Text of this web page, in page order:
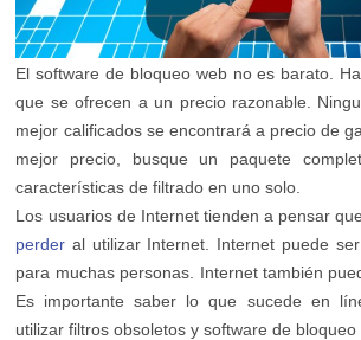
El software de bloqueo web no es barato.
que se ofrecen a un precio razonable.
mejor calificados se encontrará a precio de
mejor precio, busque un paquete
características de filtrado en uno solo.
Los usuarios de Internet tienden a pensar
perder al utilizar Internet. Internet puede
para muchas personas. Internet también
Es importante saber lo que sucede en
utilizar filtros obsoletos y software de bloqueo